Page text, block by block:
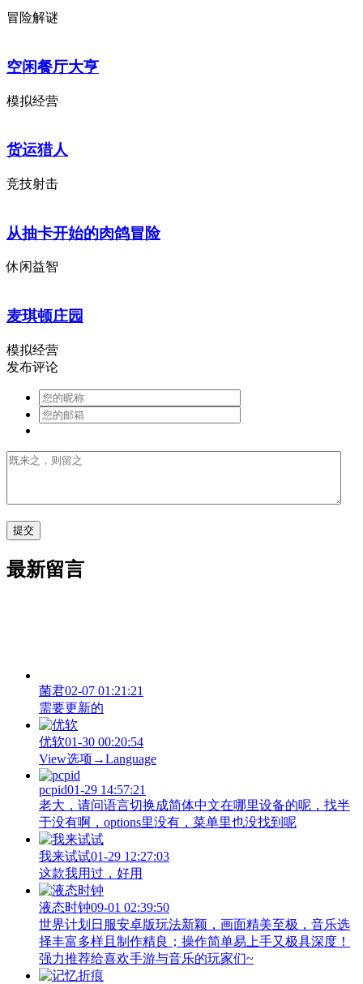
冒险解谜
空闲餐厅大亨
模拟经营
货运猎人
竞技射击
从抽卡开始的肉鸽冒险
休闲益智
麦琪顿庄园
模拟经营
发布评论
最新留言
菌君02-07 01:21:21
需要更新的
优软01-30 00:20:54
View‌选项→Language
pcpid01-29 14:57:21
老大，请问语言切换成简体中文在哪里设备的呢，找半
于没有啊，options里没有，菜单里也没找到呢
我来试试01-29 12:27:03
这款我用过，好用
液态时钟09-01 02:39:50
世界计划日服安卓版玩法新颖，画面精美至极，音乐选
择丰富多样且制作精良；操作简单易上手又极具深度！
强力推荐给喜欢手游与音乐的玩家们~